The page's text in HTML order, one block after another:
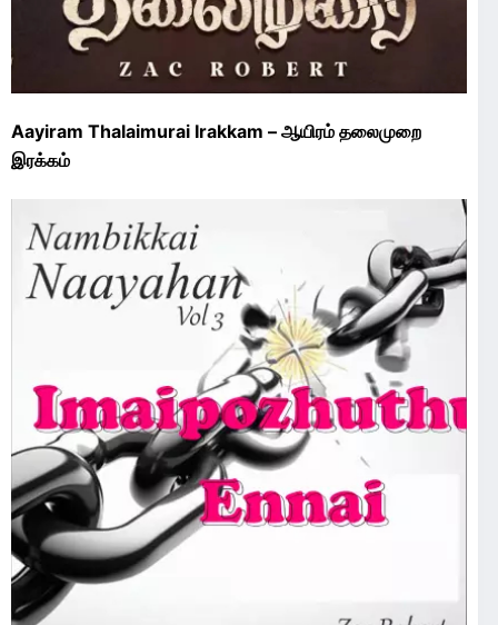
Aayiram Thalaimurai Irakkam – ஆயிரம் தலைமுறை
இரக்கம்